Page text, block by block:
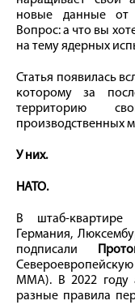
новые данные от
Вопрос: а что вы
на тему ядерных
Статья появилась
которому за
территорию
производственных
У них.
НАТО.
В штаб-квартире
Германия,
подписали
MMA). В 2022
разные правила